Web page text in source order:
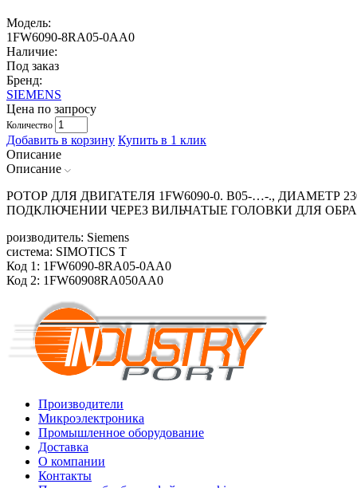
Модель:
1FW6090-8RA05-0AA0
Наличие:
Под заказ
Бренд:
SIEMENS
Цена по запросу
Количество
Добавить в корзину Купить в 1 клик
Описание
Описание
РОТОР ДЛЯ ДВИГАТЕЛЯ 1FW6090-0. B05-…-.,
ПОДКЛЮЧЕНИИ ЧЕРЕЗ ВИЛЬЧАТЫЕ ГОЛОВКИ ДЛЯ
роизводитель: Siemens
система: SIMOTICS T
Код 1: 1FW6090-8RA05-0AA0
Код 2: 1FW60908RA050AA0
Производители
Микроэлектроника
Промышленное оборудование
Доставка
О компании
Контакты